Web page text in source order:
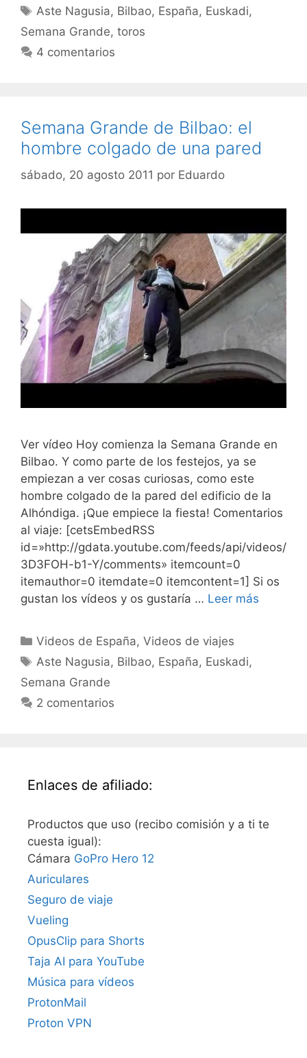
Etiquetas
Aste Nagusia, Bilbao, España, Euskadi,
Semana Grande, toros
4 comentarios
Semana Grande de Bilbao: el
hombre colgado de una pared
sábado, 20 agosto 2011 por Eduardo
Ver vídeo Hoy comienza la Semana Grande en
Bilbao. Y como parte de los festejos, ya se
empiezan a ver cosas curiosas, como este
hombre colgado de la pared del edificio de la
Alhóndiga. ¡Que empiece la fiesta! Comentarios
al viaje: [cetsEmbedRSS
id=»http://gdata.youtube.com/feeds/api/videos/
3D3FOH-b1-Y/comments» itemcount=0
itemauthor=0 itemdate=0 itemcontent=1] Si os
gustan los vídeos y os gustaría … Leer más
Categorías
Videos de España,Videos de viajes
Etiquetas
Aste Nagusia, Bilbao, España, Euskadi,
Semana Grande
2 comentarios
Enlaces de afiliado:
Productos que uso (recibo comisión y a ti te
cuesta igual):
Cámara GoPro Hero 12
Auriculares
Seguro de viaje
Vueling
OpusClip para Shorts
Taja AI para YouTube
Música para vídeos
ProtonMail
Proton VPN